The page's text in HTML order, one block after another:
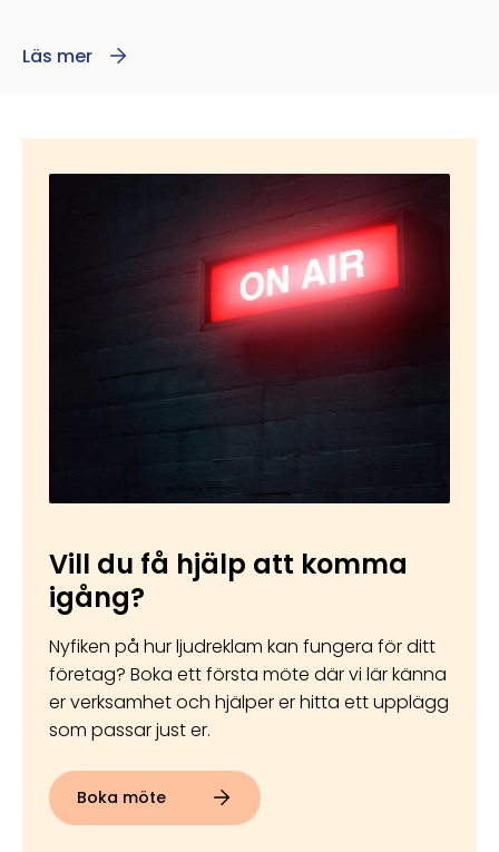
Läs mer
Vill du få hjälp att komma
igång?
Nyfiken på hur ljudreklam kan fungera för ditt
företag? Boka ett första möte där vi lär känna
er verksamhet och hjälper er hitta ett upplägg
som passar just er.
Boka möte